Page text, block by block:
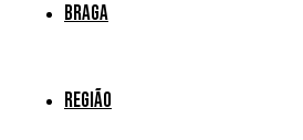
Braga
Região